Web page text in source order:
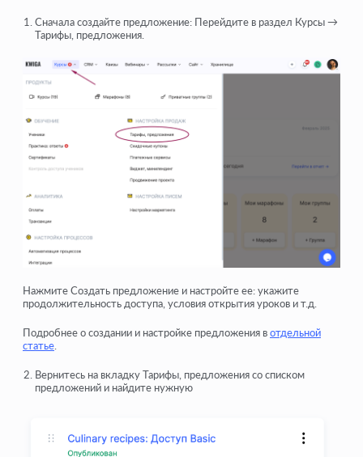
Сначала создайте предложение: Перейдите в раздел Курсы →
Тарифы, предложения.
Нажмите Создать предложение и настройте ее: укажите
продолжительность доступа, условия открытия уроков и т.д.
Подробнее о создании и настройке предложения вотдельной
статье
Вернитесь на вкладку Тарифы, предложения со списком
предложений и найдите нужную